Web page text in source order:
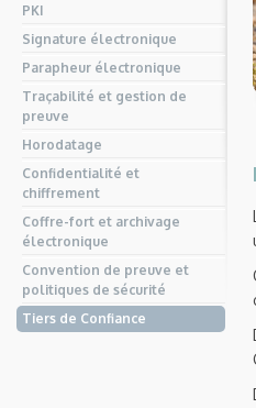
PKI
Signature électronique
Parapheur électronique
Traçabilité et gestion de
preuve
Horodatage
Confidentialité et
chiffrement
Coffre-fort et archivage
électronique
Convention de preuve et
politiques de sécurité
Tiers de Confiance